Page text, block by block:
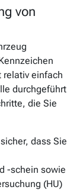
von
relativ einfach
durchgeführt
die Sie
dass Sie
-schein sowie
(HU)